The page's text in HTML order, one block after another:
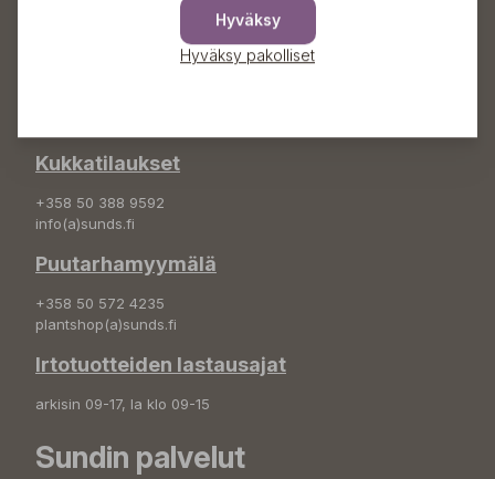
Kukkatilaukset
+358 50 388 9592
info(a)sunds.fi
Puutarhamyymälä
+358 50 572 4235
plantshop(a)sunds.fi
Irtotuotteiden lastausajat
arkisin 09-17, la klo 09-15
Sundin palvelut
Hyväksy
Hyväksy pakolliset